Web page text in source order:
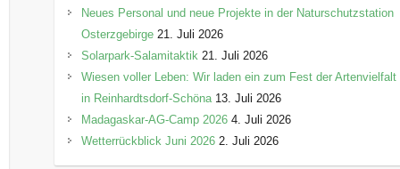
Neues Personal und neue Projekte in der Naturschutzstation
Osterzgebirge 21. Juli 2026
Solarpark-Salamitaktik 21. Juli 2026
Wiesen voller Leben: Wir laden ein zum Fest der Artenvielfalt
in Reinhardtsdorf-Schöna 13. Juli 2026
Madagaskar-AG-Camp 2026 4. Juli 2026
Wetterrückblick Juni 2026 2. Juli 2026